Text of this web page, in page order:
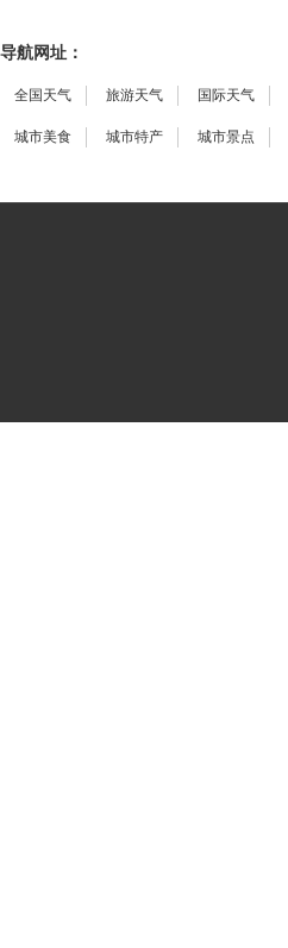
导航网址：
全国天气 旅游天气 国际天气
城市美食 城市特产 城市景点